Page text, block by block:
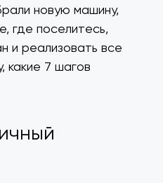
новую машину,
где поселитесь,
и реализовать все
какие 7 шагов